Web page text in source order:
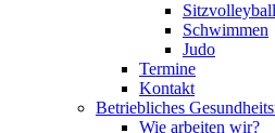
Sitzvolleyball
Schwimmen
Judo
Termine
Kontakt
Betriebliches
Wie arbeiten wir?